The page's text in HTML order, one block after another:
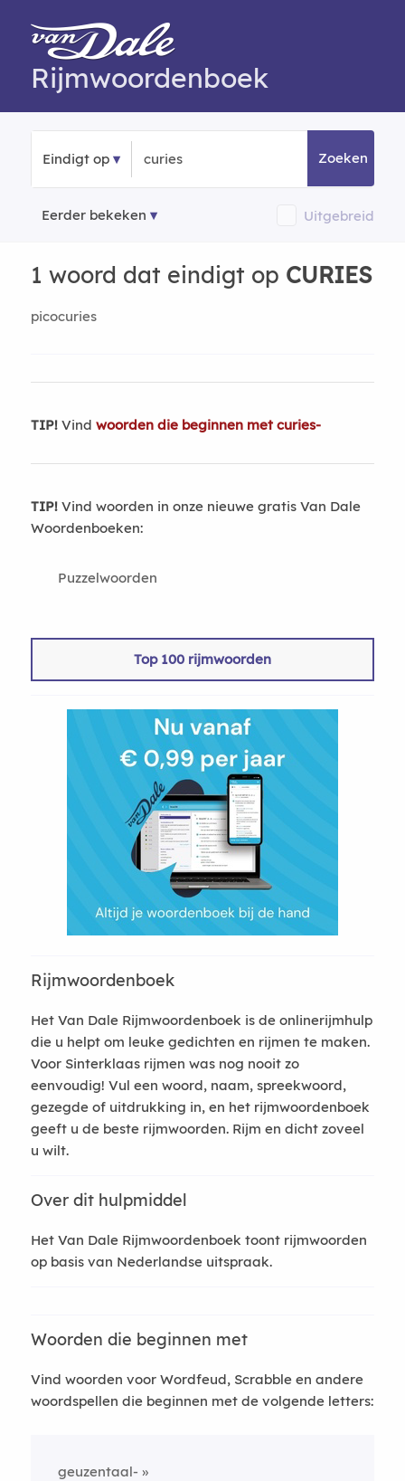
Rijmwoordenboek
Eindigt op Zoeken
Eerder bekeken Uitgebreid
1 woord dat eindigt op CURIES
picocuries
TIP!Vind woorden die beginnen met curies-
TIP!Vind woorden in onze nieuwe gratis Van Dale
Woordenboeken:
Puzzelwoorden
Top 100 rijmwoorden
Rijmwoordenboek
Het Van Dale Rijmwoordenboek is de onlinerijmhulp
die u helpt om leuke gedichten en rijmen te maken.
Voor Sinterklaas rijmen was nog nooit zo
eenvoudig! Vul een woord, naam, spreekwoord,
gezegde of uitdrukking in, en het rijmwoordenboek
geeft u de beste rijmwoorden. Rijm en dicht zoveel
u wilt.
Over dit hulpmiddel
Het Van Dale Rijmwoordenboek toont rijmwoorden
op basis van Nederlandse uitspraak.
Woorden die beginnen met
Vind woorden voor Wordfeud, Scrabble en andere
woordspellen die beginnen met de volgende letters:
geuzentaal-